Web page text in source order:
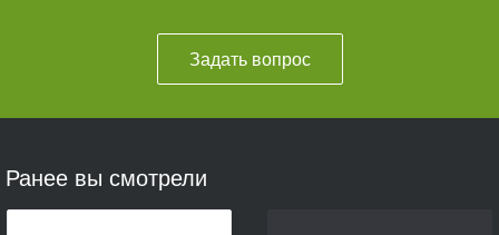
Задать вопрос
Ранее вы смотрели